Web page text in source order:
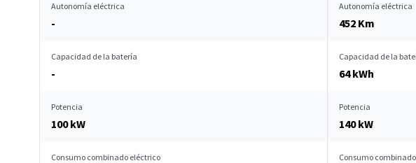
Autonomía eléctrica
-
Autonomía eléctrica
452 Km
Capacidad de la batería
-
Capacidad de la
64 kWh
Potencia
100 kW
Potencia
140 kW
Consumo combinado eléctrico Consumo